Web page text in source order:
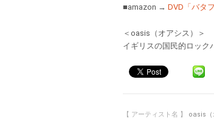
■amazon → DVD「バタ
＜oasis（オアシス）＞
イギリスの国民的ロック
【 アーティスト名 】 oasis（